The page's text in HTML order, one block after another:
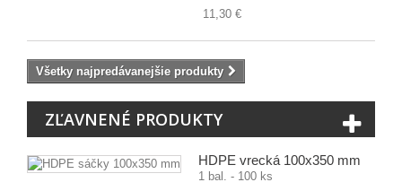
11,30 €
Všetky najpredávanejšie produkty
ZĽAVNENÉ PRODUKTY
HDPE vrecká 100x350 mm
1 bal. - 100 ks